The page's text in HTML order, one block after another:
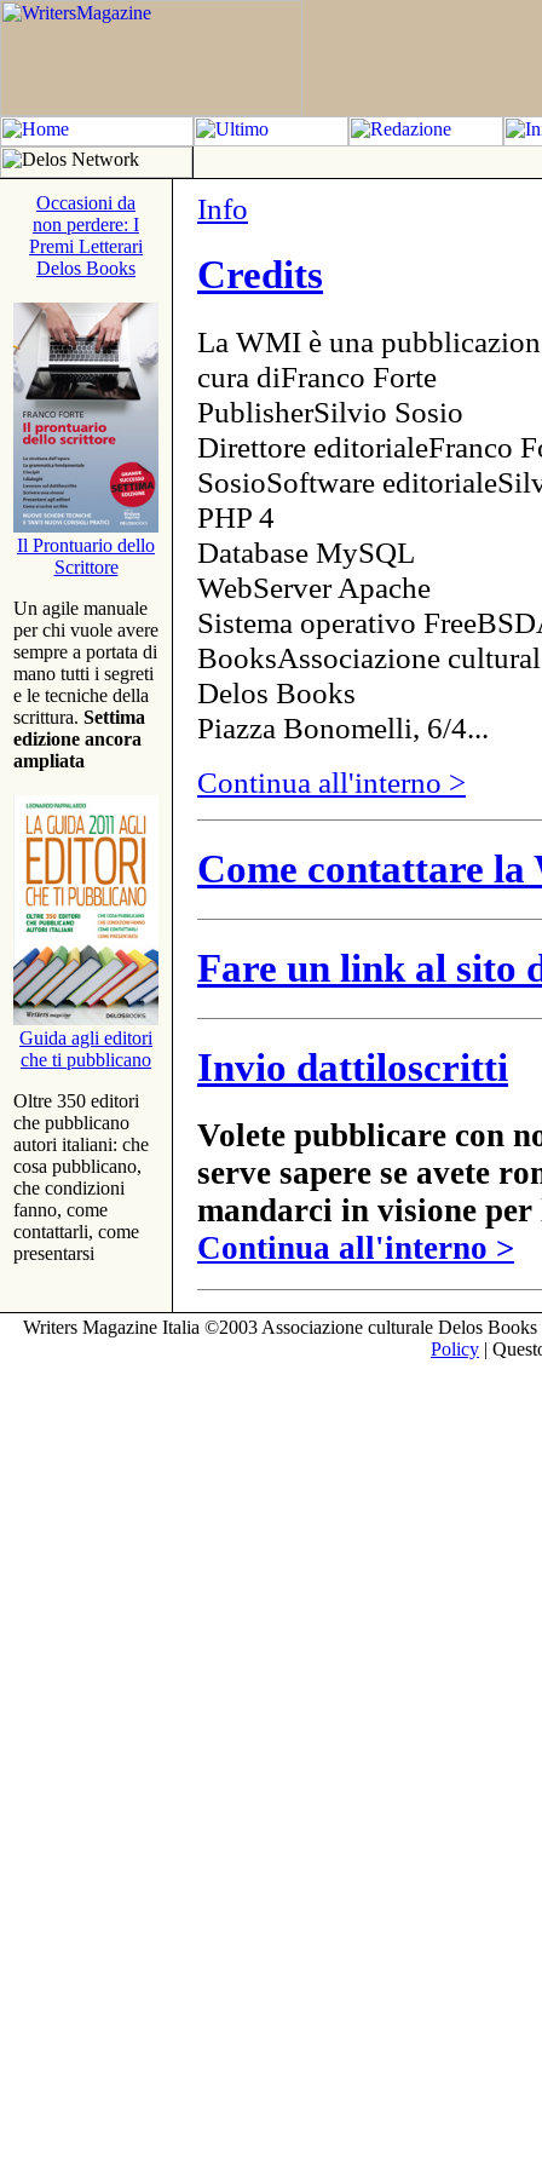
Occasioni da
non perdere: I
Premi Letterari
Delos Books
Il Prontuario dello
Scrittore
Un agile manuale
per chi vuole avere
sempre a portata di
mano tutti i segreti
e le tecniche della
scrittura. Settima
edizione ancora
ampliata
Guida agli editori
che ti pubblicano
Oltre 350 editori
che pubblicano
autori italiani: che
cosa pubblicano,
che condizioni
fanno, come
contattarli, come
presentarsi
Info
Credits
La WMI è una
cura diFranco Forte
PublisherSilvio Sosio
Direttore editorialeFranco
SosioSoftware
PHP 4
Database MySQL
WebServer Apache
Sistema operativo
BooksAssociazione
Delos Books
Piazza Bonomelli, 6/4...
Continua all'interno >
Come contattare
Fare un link al sito
Invio dattiloscritti
Volete pubblicare con
serve sapere se avete
mandarci in visione
Continua all'interno >
Writers Magazine Italia ©2003 Associazione culturale Delos
Policy |